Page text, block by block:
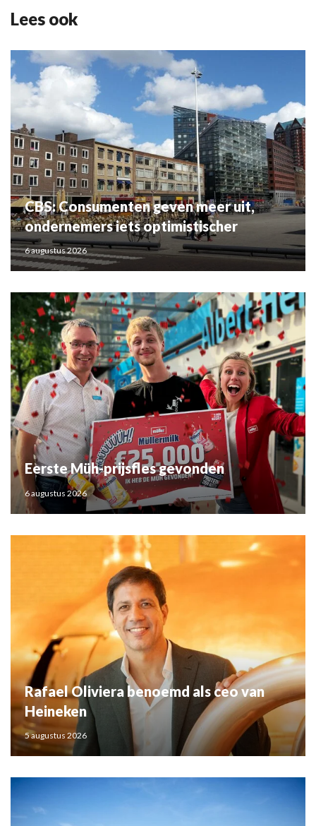
Lees ook
CBS: Consumenten geven meer uit,
ondernemers iets optimistischer
6 augustus 2026
Eerste Müh-prijsfles gevonden
6 augustus 2026
Rafael Oliviera benoemd als ceo van
Heineken
5 augustus 2026